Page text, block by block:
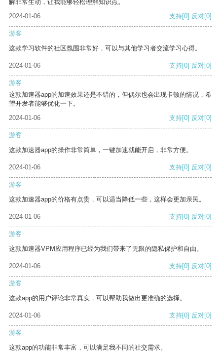
解非常生动，让我能够轻松理解知识点。
2024-01-06
支持[0] 反对[0]
游客
这款学习软件的社区氛围非常好，可以与其他学习者交流学习心得。
2024-01-06 支持[0] 反对[0]
游客
这款加速器app的加速效果还是不错的，但偶尔也会出现卡顿的情况，希
望开发者能够优化一下。
2024-01-06
支持[0] 反对[0]
游客
这款加速器app的操作非常简单，一键加速就能开启，非常方便。
2024-01-06 支持[0] 反对[0]
游客
这款加速器app的价格有点贵，可以适当降低一些，这样会更加亲民。
2024-01-06 支持[0] 反对[0]
游客
这款加速器VPM应用程序已经为我们带来了无限的隐私保护和自由。
2024-01-06 支持[0] 反对[0]
游客
这款app的用户评论非常真实，可以帮助我做出更准确的选择。
2024-01-06 支持[0] 反对[0]
游客
这款app的功能非常丰富，可以满足我不同的社交需求。